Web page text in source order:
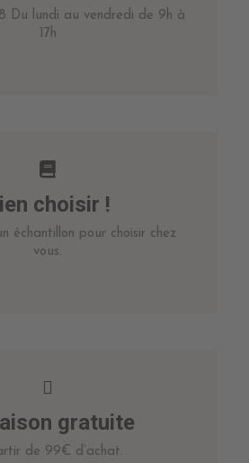
Du lundi au vendredi de 9h à
17h
choisir !
échantillon pour choisir chez
vous.
gratuite
de 99€ d’achat.